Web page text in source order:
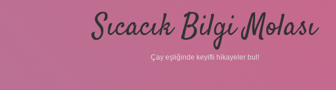
Sıcacık Bilgi Molası
Çay eşliğinde keyifli hikayeler bul!